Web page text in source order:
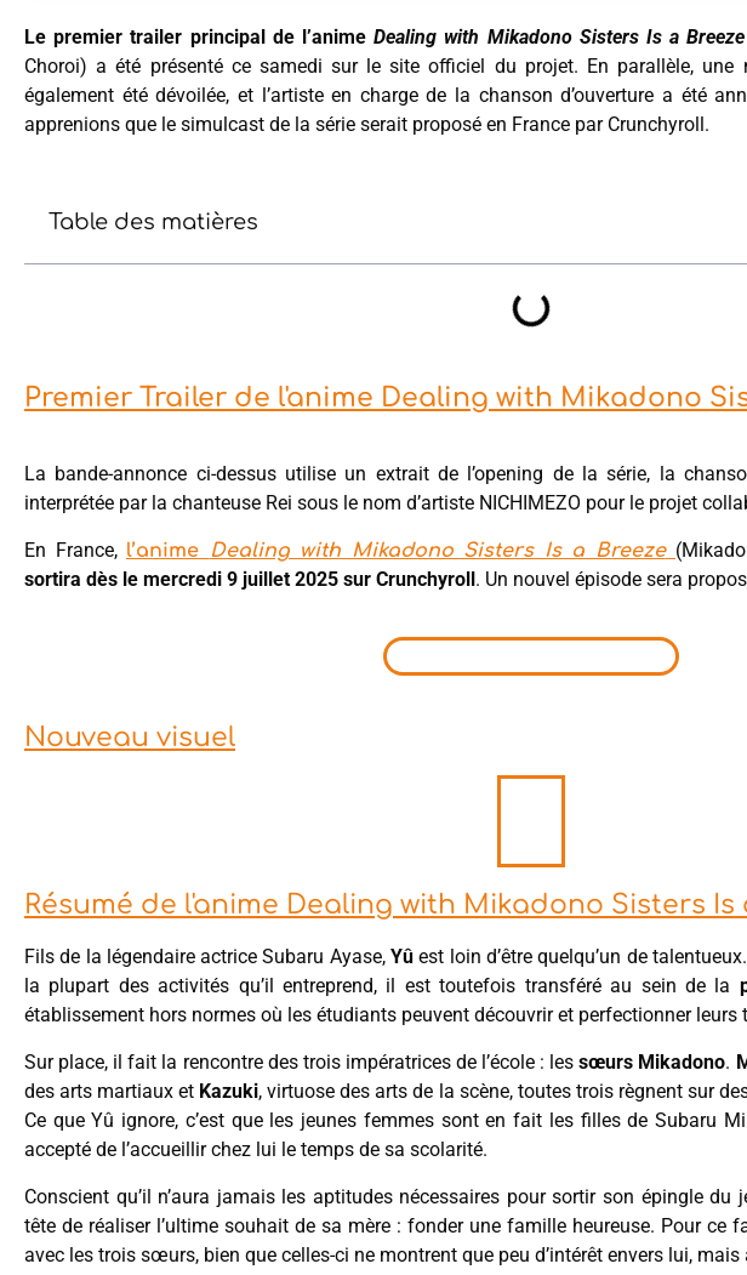
Le premier trailer principal de l’animeDealing with Mikadono Sisters Is a Breeze
Choroi) a été présenté ce samedi sur le site officiel du projet. En parallèle, une
également été dévoilée, et l’artiste en charge de la chanson d’ouverture a été
apprenions que le simulcast de la série serait proposé en France par Crunchyroll.
Table des matières
Premier Trailer de l'anime Dealing with Mikadono
La bande-annonce ci-dessus utilise un extrait de l’opening de la série, la
interprétée par la chanteuse Rei sous le nom d’artiste NICHIMEZO pour le projet
En France, l’anime Dealing with Mikadono Sisters Is a Breeze
sortira dès le mercredi 9 juillet 2025 sur Crunchyroll . Un nouvel épisode sera
Nouveau visuel
Résumé de l'anime Dealing with Mikadono Sisters Is
Fils de la légendaire actrice Subaru Ayase,Yû est loin d’être quelqu’un de
la plupart des activités qu’il entreprend, il est toutefois transféré au sein de la
établissement hors normes où les étudiants peuvent découvrir et perfectionner leurs
Sur place, il fait la rencontre des trois impératrices de l’école : lessœurs Mikadono.
des arts martiaux et Kazuki, virtuose des arts de la scène, toutes trois règnent sur
Ce que Yû ignore, c’est que les jeunes femmes sont en fait les filles de Subaru
accepté de l’accueillir chez lui le temps de sa scolarité.
Conscient qu’il n’aura jamais les aptitudes nécessaires pour sortir son épingle du
tête de réaliser l’ultime souhait de sa mère : fonder une famille heureuse. Pour ce
avec les trois sœurs, bien que celles-ci ne montrent que peu d’intérêt envers lui,